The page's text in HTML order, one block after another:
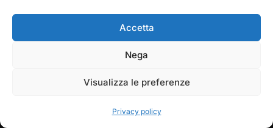
Accetta
Nega
Visualizza le preferenze
Privacy policy
Copyright © 2026 — Frasassi Climbing Festival. All
Designed byWPZOOM